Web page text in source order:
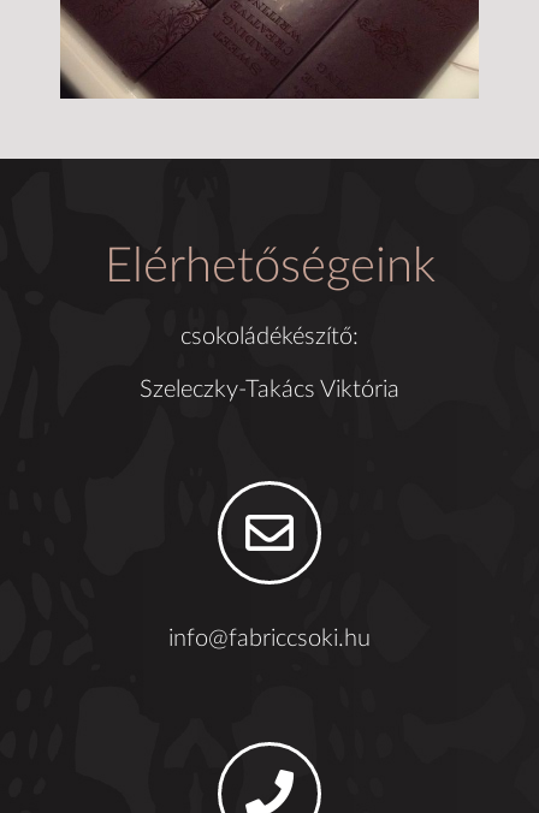
Elérhetőségeink
csokoládékészítő:
Szeleczky-Takács Viktória
info@fabriccsoki.hu